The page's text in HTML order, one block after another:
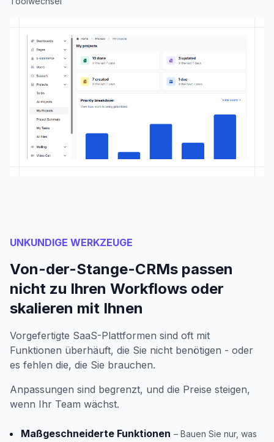
UNKUNDIGE WERKZEUGE
Von-der-Stange-CRMs passen
nicht zu Ihren Workflows oder
skalieren mit Ihnen
Vorgefertigte SaaS-Plattformen sind oft mit
Funktionen überhäuft, die Sie nicht benötigen - oder
es fehlen die, die Sie brauchen.
Anpassungen sind begrenzt, und die Preise steigen,
wenn Ihr Team wächst.
Maßgeschneiderte Funktionen – Bauen Sie nur, was